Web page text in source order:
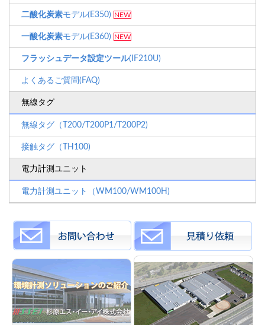
二酸化炭素モデル(E350) NEW
一酸化炭素モデル(E360) NEW
フラッシュデータ設定ツール(IF210U)
よくあるご質問(FAQ)
無線タグ
無線タグ（T200/T200P1/T200P2)
接触タグ（TH100)
電力計測ユニット
電力計測ユニット（WM100/WM100H)